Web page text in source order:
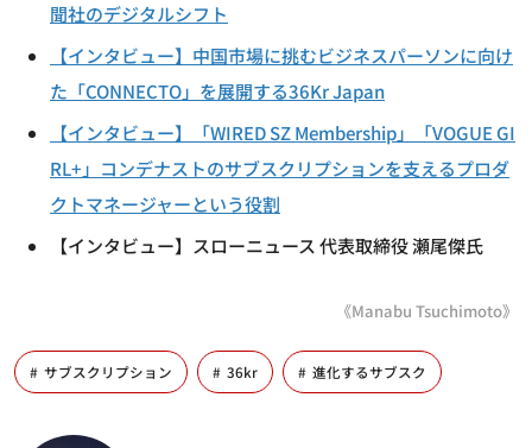
聞社のデジタルシフト
【インタビュー】中国市場に挑むビジネスパーソンに向け
た「CONNECTO」を展開する36Kr Japan
【インタビュー】「WIRED SZ Membership」「VOGUE GI
RL+」コンデナストのサブスクリプションを支えるプロダ
クトマネージャーという役割
【インタビュー】スローニュース 代表取締役 瀬尾傑氏
《Manabu Tsuchimoto》
サブスクリプション 36kr 進化するサブスク